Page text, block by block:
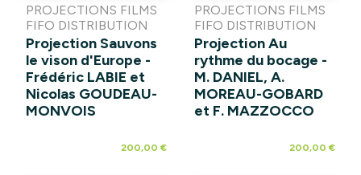
PROJECTIONS FILMS
FIFO DISTRIBUTION
Projection Sauvons
le vison d'Europe -
Frédéric LABIE et
Nicolas GOUDEAU-
MONVOIS
200,00 €
PROJECTIONS FILMS
FIFO DISTRIBUTION
Projection Au
rythme du bocage -
M. DANIEL, A.
MOREAU-GOBARD
et F. MAZZOCCO
200,00 €